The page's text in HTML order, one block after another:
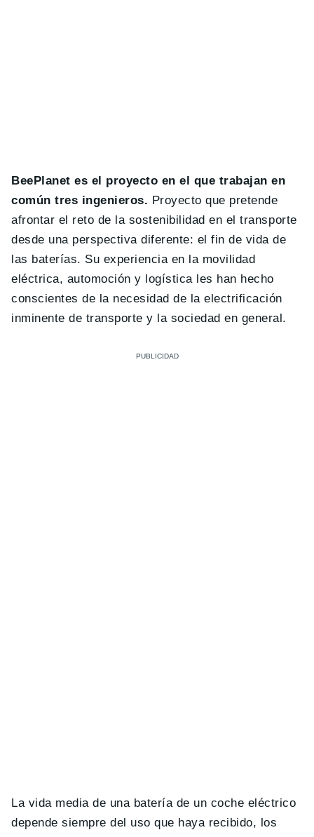
BeePlanet es el proyecto en el que trabajan en
común tres ingenieros. Proyecto que pretende
afrontar el reto de la sostenibilidad en el transporte
desde una perspectiva diferente: el fin de vida de
las baterías. Su experiencia en la movilidad
eléctrica, automoción y logística les han hecho
conscientes de la necesidad de la electrificación
inminente de transporte y la sociedad en general.
La vida media de una batería de un coche eléctrico
depende siempre del uso que haya recibido, los